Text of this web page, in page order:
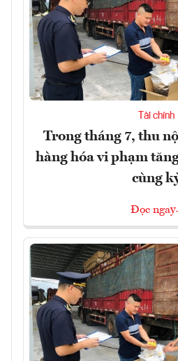
Tài chính
Trong tháng 7, thu
hàng hóa vi phạm
cùng
Đọc ngay